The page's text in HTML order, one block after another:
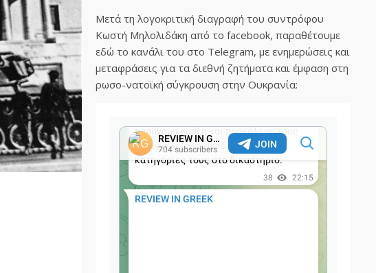
Μετά τη λογοκριτική διαγραφή του συντρόφου
Κωστή Μηλολιδάκη από το facebook, παραθέτουμε
εδώ το κανάλι του στο Telegram, με ενημερώσεις και
μεταφράσεις για τα διεθνή ζητήματα και έμφαση στη
ρωσο-νατοϊκή σύγκρουση στην Ουκρανία: